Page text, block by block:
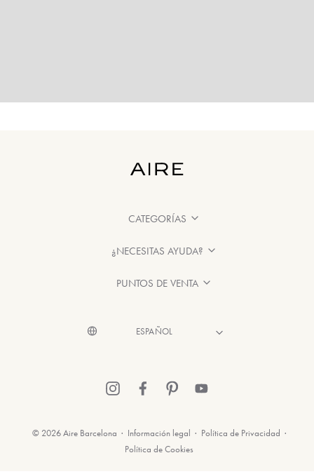
CATEGORÍAS
¿NECESITAS AYUDA?
PUNTOS DE VENTA
© 2026 Aire Barcelona · Información legal · Política de Privacidad ·
Política de Cookies